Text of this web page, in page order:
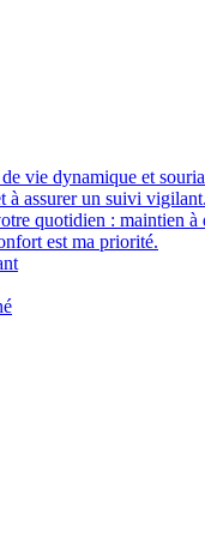
vie dynamique et
à assurer un suivi
quotidien : maintien à
est ma priorité.